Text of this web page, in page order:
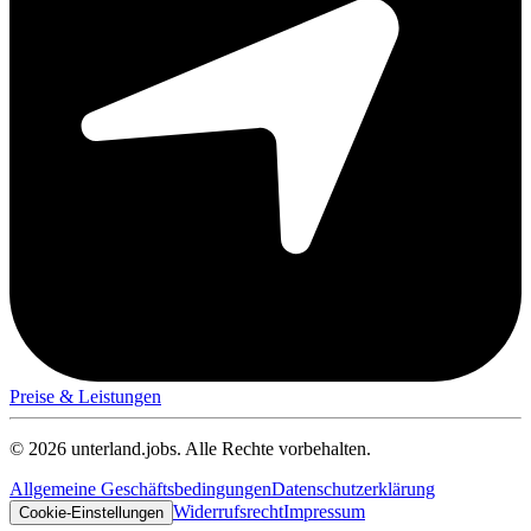
Preise & Leistungen
© 2026 unterland.jobs. Alle Rechte vorbehalten.
Allgemeine GeschäftsbedingungenDatenschutzerklärung
Cookie-Einstellungen WiderrufsrechtImpressum